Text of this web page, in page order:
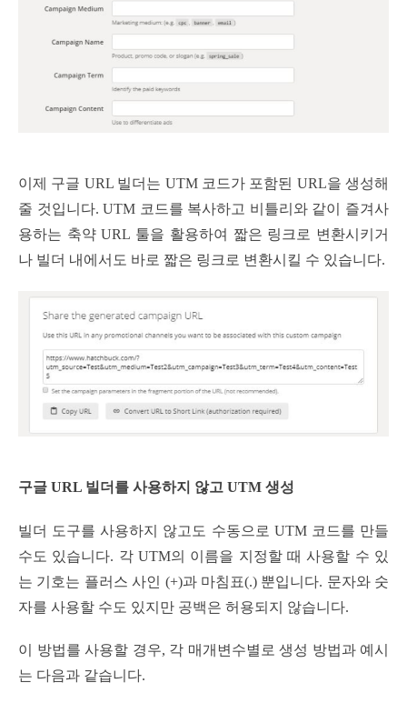
이제 구글 URL 빌더는 UTM 코드가 포함된 URL을 생성해
줄 것입니다. UTM 코드를 복사하고 비틀리와 같이 즐겨사
용하는 축약 URL 툴을 활용하여 짧은 링크로 변환시키거
나 빌더 내에서도 바로 짧은 링크로 변환시킬 수 있습니다.
구글 URL 빌더를 사용하지 않고 UTM 생성
빌더 도구를 사용하지 않고도 수동으로 UTM 코드를 만들
수도 있습니다. 각 UTM의 이름을 지정할 때 사용할 수 있
는 기호는 플러스 사인 (+)과 마침표(.) 뿐입니다. 문자와 숫
자를 사용할 수도 있지만 공백은 허용되지 않습니다.
이 방법를 사용할 경우, 각 매개변수별로 생성 방법과 예시
는 다음과 같습니다.